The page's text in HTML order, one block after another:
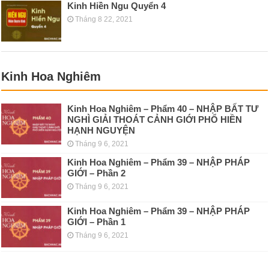
Kinh Hiền Ngu Quyển 4
Tháng 8 22, 2021
Kinh Hoa Nghiêm
Kinh Hoa Nghiêm – Phẩm 40 – NHẬP BẤT TƯ
NGHÌ GIẢI THOÁT CẢNH GIỚI PHỔ HIỀN
HẠNH NGUYỆN
Tháng 9 6, 2021
Kinh Hoa Nghiêm – Phẩm 39 – NHẬP PHÁP
GIỚI – Phần 2
Tháng 9 6, 2021
Kinh Hoa Nghiêm – Phẩm 39 – NHẬP PHÁP
GIỚI – Phần 1
Tháng 9 6, 2021